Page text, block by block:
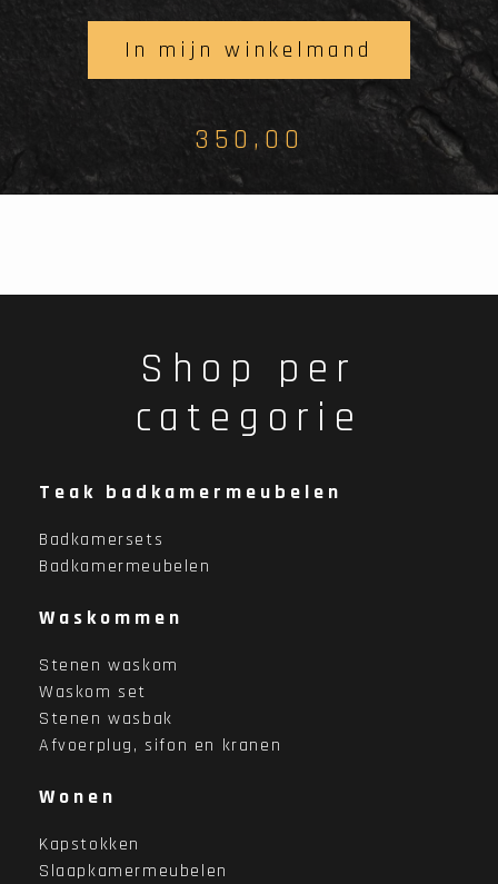
In mijn winkelmand
350,00
Shop per
categorie
Teak badkamermeubelen
Badkamersets
Badkamermeubelen
Waskommen
Stenen waskom
Waskom set
Stenen wasbak
Afvoerplug, sifon en kranen
Wonen
Kapstokken
Slaapkamermeubelen